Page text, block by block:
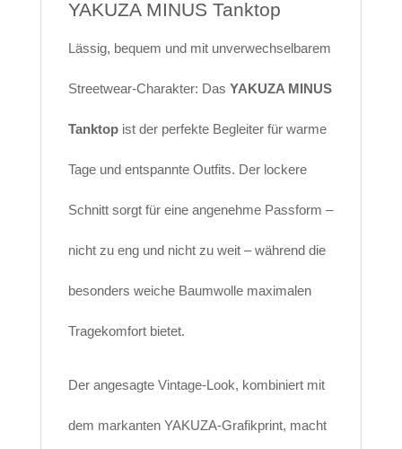
YAKUZA MINUS Tanktop
Lässig, bequem und mit unverwechselbarem
Streetwear-Charakter: Das YAKUZA MINUS
Tanktopist der perfekte Begleiter für warme
Tage und entspannte Outfits. Der lockere
Schnitt sorgt für eine angenehme Passform –
nicht zu eng und nicht zu weit – während die
besonders weiche Baumwolle maximalen
Tragekomfort bietet.
Der angesagte Vintage-Look, kombiniert mit
dem markanten YAKUZA-Grafikprint, macht